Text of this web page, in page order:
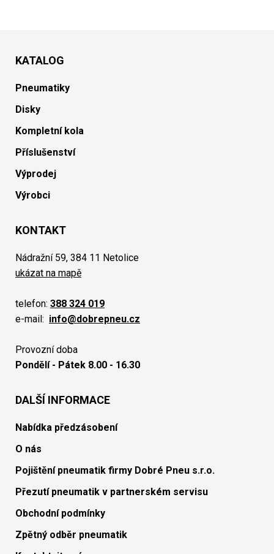
KATALOG
Pneumatiky
Disky
Kompletní kola
Příslušenství
Výprodej
Výrobci
KONTAKT
Nádražní 59, 384 11 Netolice
ukázat na mapě
telefon: 388 324 019
e-mail: info@dobrepneu.cz
Provozní doba
Pondělí - Pátek 8.00 - 16.30
DALŠÍ INFORMACE
Nabídka předzásobení
O nás
Pojištění pneumatik firmy Dobré Pneu s.r.o.
Přezutí pneumatik v partnerském servisu
Obchodní podmínky
Zpětný odběr pneumatik